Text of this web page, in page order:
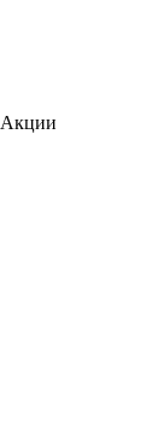
Акции